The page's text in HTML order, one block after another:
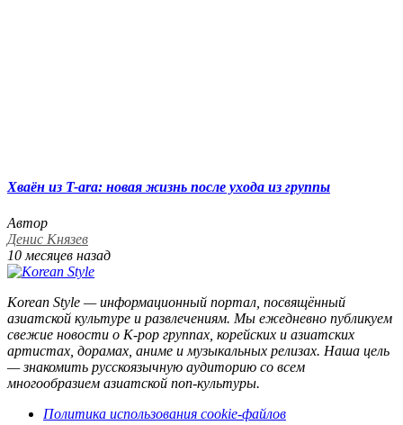
Хваён из T-ara: новая жизнь после ухода из группы
Автор
Денис Князев
10 месяцев назад
Korean Style — информационный портал, посвящённый
азиатской культуре и развлечениям. Мы ежедневно публикуем
свежие новости о K-pop группах, корейских и азиатских
артистах, дорамах, аниме и музыкальных релизах. Наша цель
— знакомить русскоязычную аудиторию со всем
многообразием азиатской поп-культуры.
Политика использования cookie-файлов